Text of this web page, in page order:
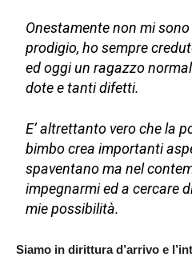
Onestamente non mi
prodigio, ho sempre
ed oggi un ragazzo
dote e tanti difetti.
E’ altrettanto vero che la
bimbo crea importanti
spaventano ma nel
impegnarmi ed a cercare
mie possibilità.
Siamo in dirittura d’arrivo e